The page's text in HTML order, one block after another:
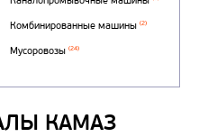
КАМАЗ